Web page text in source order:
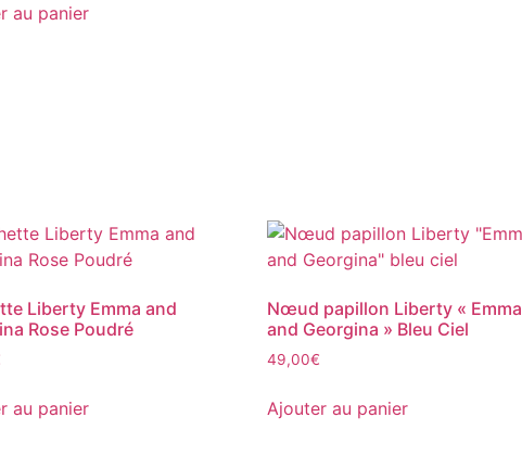
au panier
Liberty Emma and
Rose Poudré
au panier
Nœud papillon Liberty « Emma
and Georgina » Bleu Ciel
49,00€
Ajouter au panier